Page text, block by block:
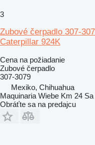
3
Zubové čerpadlo 307-
Caterpillar 924K
Cena na požiadanie
Zubové čerpadlo
307-3079
Mexiko, Chihuahua
Maquinaria Wiebe Km 24 Sa
Obráťte sa na predajcu